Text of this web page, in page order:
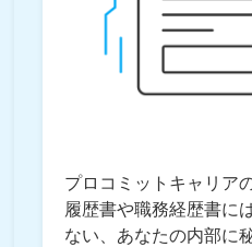
プロコミットキャリア
履歴書や職務経歴書に
ない、あなたの内部に